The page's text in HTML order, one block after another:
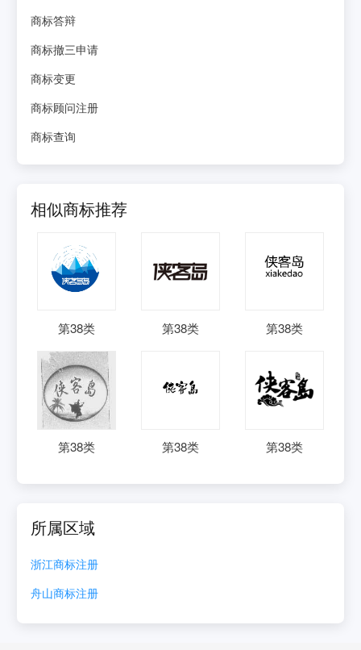
商标答辩
商标撤三申请
商标变更
商标顾问注册
商标查询
相似商标推荐
第38类 第38类 第38类
第38类 第38类 第38类
所属区域
浙江商标注册
舟山商标注册